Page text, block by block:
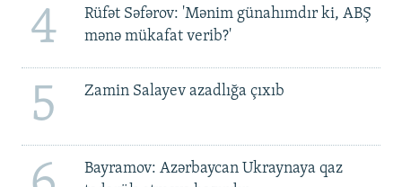
4
Rüfət Səfərov: 'Mənim günahımdır ki, ABŞ
mənə mükafat verib?'
5 Zamin Salayev azadlığa çıxıb
Bayramov: Azərbaycan Ukraynaya qaz